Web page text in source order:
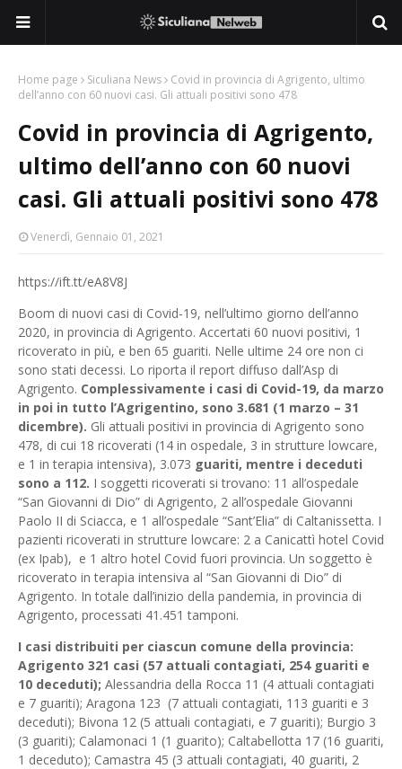
Home page Siculiana News
Covid in provincia di Agrigento, ultimo
dell’anno con 60 nuovi casi. Gli attuali positivi sono 478
Covid in provincia di Agrigento,
ultimo dell’anno con 60 nuovi
casi. Gli attuali positivi sono 478
Venerdì, Gennaio 01, 2021
https://ift.tt/eA8V8J
Boom di nuovi casi di Covid-19, nell’ultimo giorno dell’anno
2020, in provincia di Agrigento. Accertati 60 nuovi positivi, 1
ricoverato in più, e ben 65 guariti. Nelle ultime 24 ore non ci
sono stati decessi. Lo riporta il report diffuso dall’Asp di
Agrigento. Complessivamente i casi di Covid-19, da marzo
in poi in tutto l’Agrigentino, sono 3.681 (1 marzo – 31
dicembre). Gli attuali positivi in provincia di Agrigento sono
478, di cui 18 ricoverati (14 in ospedale, 3 in strutture lowcare,
e 1 in terapia intensiva), 3.073 guariti, mentre i deceduti
sono a 112. I soggetti ricoverati si trovano: 11 all’ospedale
“San Giovanni di Dio” di Agrigento, 2 all’ospedale Giovanni
Paolo II di Sciacca, e 1 all’ospedale “Sant’Elia” di Caltanissetta. I
pazienti ricoverati in strutture lowcare: 2 a Canicattì hotel Covid
(ex Ipab), e 1 altro hotel Covid fuori provincia. Un soggetto è
ricoverato in terapia intensiva al “San Giovanni di Dio” di
Agrigento. In totale dall’inizio della pandemia, in provincia di
Agrigento, processati 41.451 tamponi.
I casi distribuiti per ciascun comune della provincia:
Agrigento 321 casi (57 attuali contagiati, 254 guariti e
10 deceduti); Alessandria della Rocca 11 (4 attuali contagiati
e 7 guariti); Aragona 123 (7 attuali contagiati, 113 guariti e 3
deceduti); Bivona 12 (5 attuali contagiati, e 7 guariti); Burgio 3
(3 guariti); Calamonaci 1 (1 guarito); Caltabellotta 17 (16 guariti,
1 deceduto); Camastra 45 (3 attuali contagiati, 40 guariti, 2